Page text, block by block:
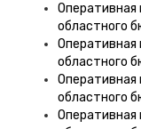
Оперативная
областного
Оперативная
областного
Оперативная
областного
Оперативная